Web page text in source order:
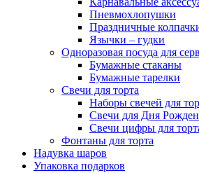
Пневмохлопушки
Праздничные
Язычки – гудки
Одноразовая посуда для
Бумажные стаканы
Бумажные тарелки
Свечи для торта
Наборы свечей для
Свечи для Дня
Свечи цифры для
Фонтаны для торта
Надувка шаров
Упаковка подарков